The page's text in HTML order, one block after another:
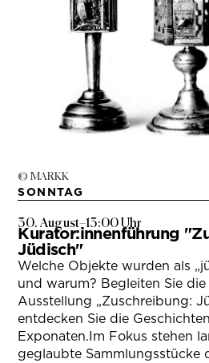
© MARKK
SONNTAG
30. August–13:00 Uhr
Kurator:innenführung
Jüdisch"
Welche Objekte wurden als
und warum? Begleiten Sie
Ausstellung „Zuschreibung:
entdecken Sie die
Exponaten.Im Fokus stehen
geglaubte Sammlungsstücke